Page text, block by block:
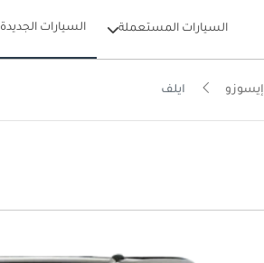
السيارات المستعملة السيارات الجديدة
إيسوزو ايلف